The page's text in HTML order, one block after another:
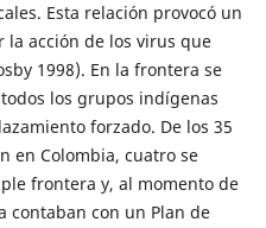
Esta relación provocó un
acción de los virus que
1998). En la frontera se
los grupos indígenas
forzado. De los 35
en Colombia, cuatro se
frontera y, al momento de
contaban con un Plan de